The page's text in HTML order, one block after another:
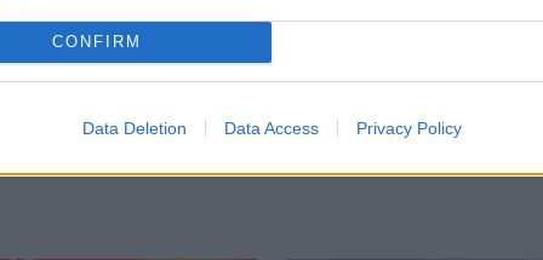
CONFIRM
Data Deletion Data Access Privacy Policy